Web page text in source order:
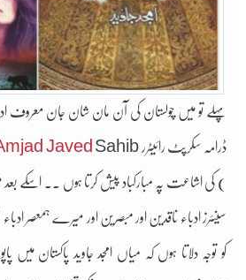
پہلے تو میں چولستان کی آن مان شان جان معروف
ڈرامہ سکرپٹ رائیٹرر Javed
) کی اشاعت پہ مبارکباد پیش کرتا ہوں ۔۔ اسکے بعد
سینئرز ادباء ناقدین اور مبصرین اور میرے ہمعصر ادباء
کو توجہ دلاتا ہوں کہ میاں امجد جاوید پاکستان میں